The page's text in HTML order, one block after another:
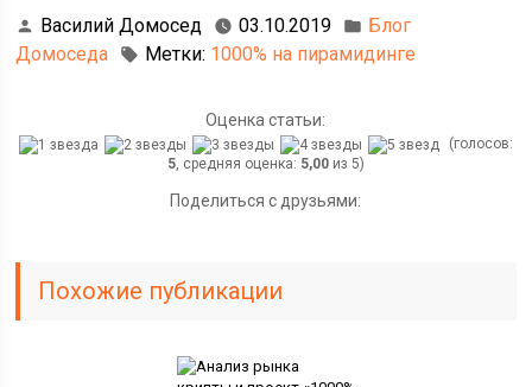
Василий Домосед 03.10.2019
Блог
Домоседа
Метки: 1000% на пирамидинге
Оценка статьи:
(голосов:
5, средняя оценка: 5,00из 5)
Поделиться с друзьями:
Похожие публикации